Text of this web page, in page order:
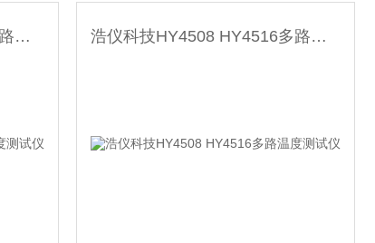
浩仪科技HY4524 HY4532多路温度测试仪 浩仪科技HY4508 HY4516多路温度测试仪